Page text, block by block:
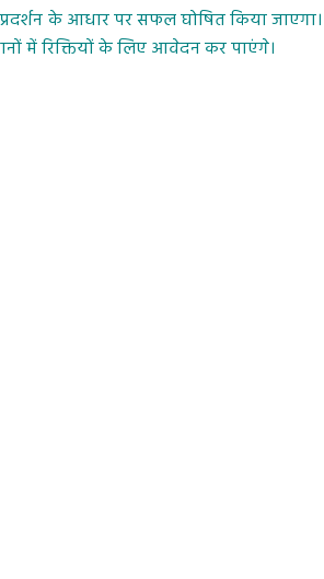
में प्रदर्शन के आधार पर सफल घोषित किया
में रिक्तियों के लिए आवेदन कर पाएंगे।